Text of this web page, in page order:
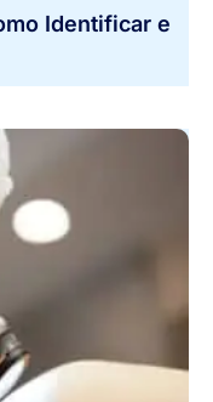
Identificar e